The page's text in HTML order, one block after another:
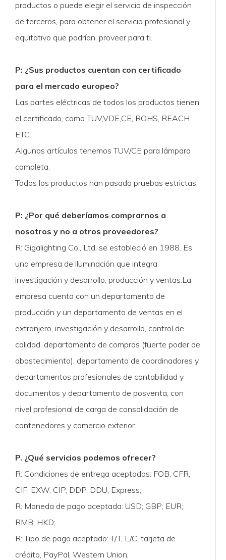
productos o puede elegir el servicio de inspección
de terceros, para obtener el servicio profesional y
equitativo que podrían. proveer para ti.
P: ¿Sus productos cuentan con certificado
para el mercado europeo?
Las partes eléctricas de todos los productos tienen
el certificado, como TUV,VDE,CE, ROHS, REACH
ETC.
Algunos artículos tenemos TUV/CE para lámpara
completa.
Todos los productos han pasado pruebas estrictas.
P: ¿Por qué deberíamos comprarnos a
nosotros y no a otros proveedores?
R: Gigalighting Co., Ltd. se estableció en 1988. Es
una empresa de iluminación que integra
investigación y desarrollo, producción y ventas.La
empresa cuenta con un departamento de
producción y un departamento de ventas en el
extranjero, investigación y desarrollo, control de
calidad, departamento de compras (fuerte poder de
abastecimiento), departamento de coordinadores y
departamentos profesionales de contabilidad y
documentos y departamento de posventa, con
nivel profesional de carga de consolidación de
contenedores y comercio exterior.
P. ¿Qué servicios podemos ofrecer?
R: Condiciones de entrega aceptadas: FOB, CFR,
CIF, EXW, CIP, DDP, DDU, Express;
R: Moneda de pago aceptada: USD; GBP; EUR;
RMB; HKD;
R: Tipo de pago aceptado: T/T, L/C, tarjeta de
crédito, PayPal, Western Union;